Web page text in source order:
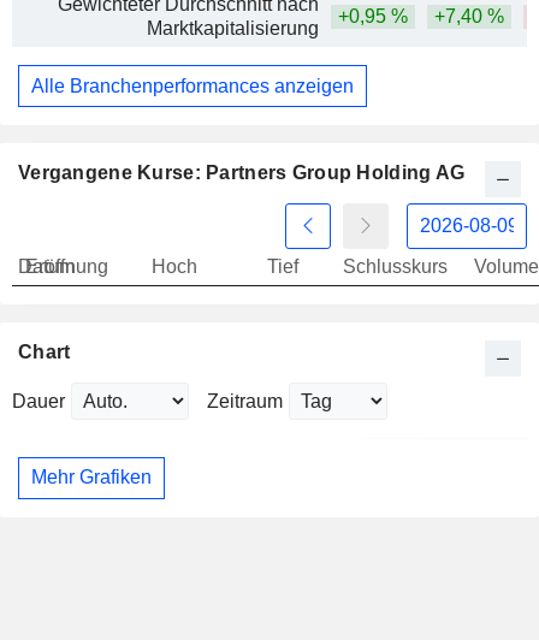
Gewichteter Durchschnitt nach
Marktkapitalisierung
+0,95 % +7,40 %
Alle Branchenperformances anzeigen
Vergangene Kurse: Partners Group Holding AG
Datum
Eröffnung Hoch Tief Schlusskurs
Chart
Dauer Zeitraum
Mehr Grafiken